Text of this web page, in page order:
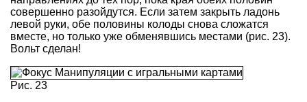
совершенно разойдутся. Если затем закрыть ладонь
левой руки, обе половины колоды снова сложатся
вместе, но только уже обменявшись местами (рис. 23).
Вольт сделан!
Рис. 23